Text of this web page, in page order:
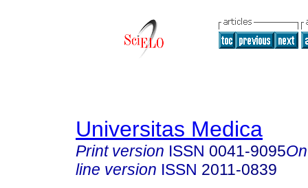
Universitas Medica
Print version ISSN 0041-9095
line version ISSN 2011-0839